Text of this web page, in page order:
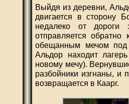
Выйдя из деревни,
двигается в сторону
недалеко от дороги
отправляется обратно
обещанным мечом под
Альдор находит
новому мечу).
разбойники изгнаны, и
возвращается в Каарг.